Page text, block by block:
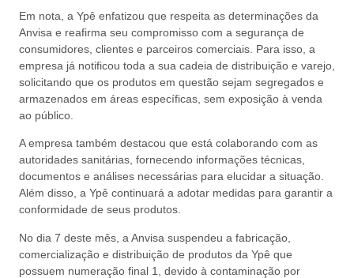
Em nota, a Ypê enfatizou que respeita as determinações da
Anvisa e reafirma seu compromisso com a segurança de
consumidores, clientes e parceiros comerciais. Para isso, a
empresa já notificou toda a sua cadeia de distribuição e varejo,
solicitando que os produtos em questão sejam segregados e
armazenados em áreas específicas, sem exposição à venda
ao público.
A empresa também destacou que está colaborando com as
autoridades sanitárias, fornecendo informações técnicas,
documentos e análises necessárias para elucidar a situação.
Além disso, a Ypê continuará a adotar medidas para garantir a
conformidade de seus produtos.
No dia 7 deste mês, a Anvisa suspendeu a fabricação,
comercialização e distribuição de produtos da Ypê que
possuem numeração final 1, devido à contaminação por